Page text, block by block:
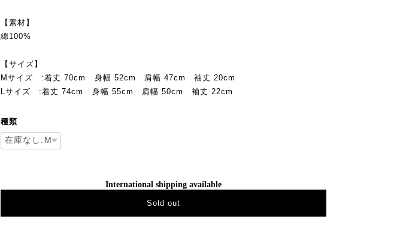
【素材】
綿100%
【サイズ】
Mサイズ :着丈 70cm 身幅 52cm 肩幅 47cm 袖丈 20cm
Lサイズ :着丈 74cm 身幅 55cm 肩幅 50cm 袖丈 22cm
種類
International shipping available
Sold out